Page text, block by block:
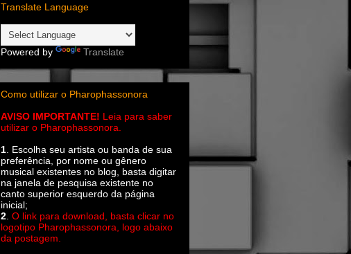
Translate Language
Powered by Translate
Como utilizar o Pharophassonora
AVISO IMPORTANTE! Leia para saber
utilizar o Pharophassonora.
1. Escolha seu artista ou banda de sua
preferência, por nome ou gênero
musical existentes no blog, basta digitar
na janela de pesquisa existente no
canto superior esquerdo da página
inicial;
2. O link para download, basta clicar no
logotipo Pharophassonora, logo abaixo
da postagem.